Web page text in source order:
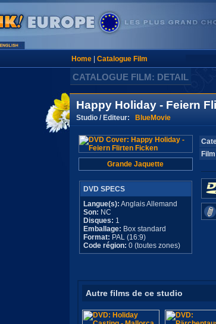
Home| Catalogue Film
CATALOGUE FILM: DETAIL
Happy Holiday - Feiern
Studio / Editeur: BlueMovie
Grande Jaquette
DVD SPECS
Langue(s): Anglais Allemand
Son: NC
Disques: 1
Emballage: Box standard
Format: PAL (16:9)
Code région: 0 (toutes zones)
Autre films de ce studio